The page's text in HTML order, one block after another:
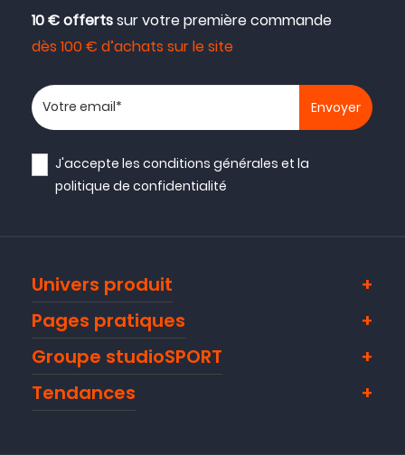
10 € offertssur votre première commande
dès 100 € d’achats sur le site
Votre adresse email
J'accepte lesconditions générales et la
politique de confidentialité
Univers produit
Pages pratiques
Groupe studioSPORT
Tendances